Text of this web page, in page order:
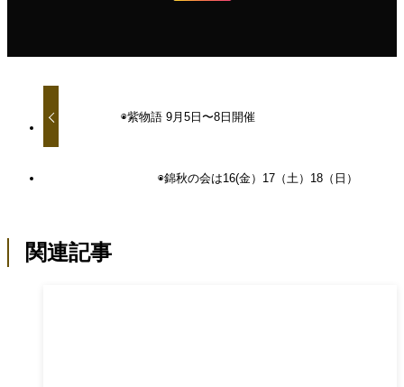
◉紫物語 9月5日〜8日開催
◉錦秋の会は16(金）17（土）18（日）
関連記事